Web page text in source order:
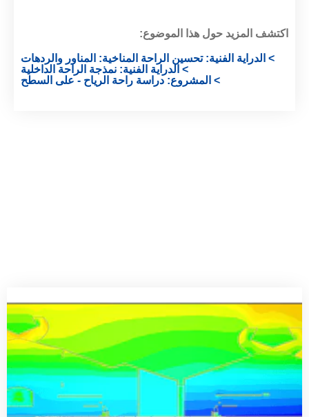
اكتشف المزيد حول هذا الموضوع:
> الدراية الفنية: تحسين الراحة المناخية: المناور والردهات
> الدراية الفنية: نمذجة الراحة الداخلية
> المشروع: دراسة راحة الرياح - على السطح